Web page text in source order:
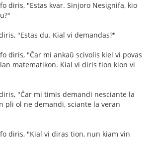
diris, "Estas kvar. Sinjoro Nesignifa, kio
"Estas du. Kial vi demandas?"
diris, "Ĉar mi ankaŭ scivolis kiel vi povas
matematikon. Kial vi diris tion kion vi
"Ĉar mi timis demandi nesciante la
pli ol ne demandi, sciante la veran
diris, "Kial vi diras tion, nun kiam vin